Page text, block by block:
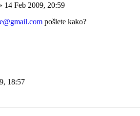
14 Feb 2009, 20:59
pošlete kako?
18:57